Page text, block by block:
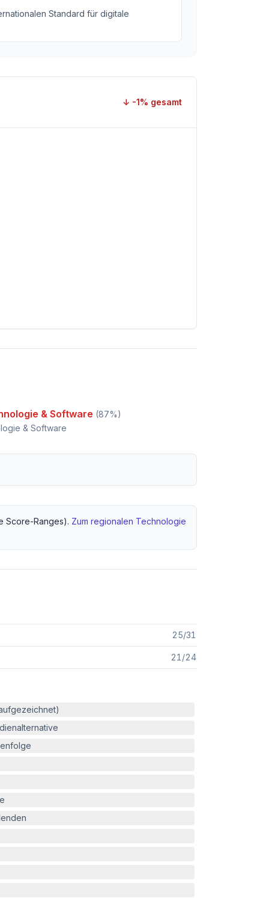
Standard für digitale
↓ -1% gesamt
& Software (87%)
& Software
Score-Ranges). Zum regionalen Technologie
25/31
21 /24